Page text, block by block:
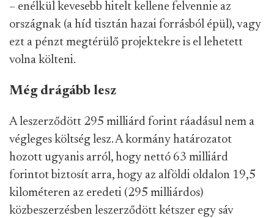
– enélkül kevesebb hitelt kellene felvennie az
országnak (a híd tisztán hazai forrásból épül), vagy
ezt a pénzt megtérülő projektekre is el lehetett
volna költeni.
Még drágább lesz
A leszerződött 295 milliárd forint ráadásul nem a
végleges költség lesz. A kormány határozatot
hozott ugyanis arról, hogy nettó 63 milliárd
forintot biztosít arra, hogy az alföldi oldalon 19,5
kilométeren az eredeti (295 milliárdos)
közbeszerzésben leszerződött kétszer egy sáv